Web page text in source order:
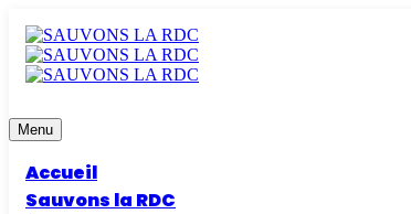
Menu
Accueil
Sauvons la RDC